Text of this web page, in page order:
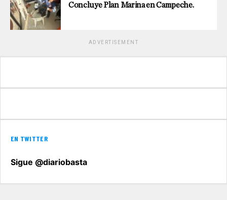
Concluye Plan Marina en Campeche.
ADVERTISEMENT
EN TWITTER
Sigue @diariobasta